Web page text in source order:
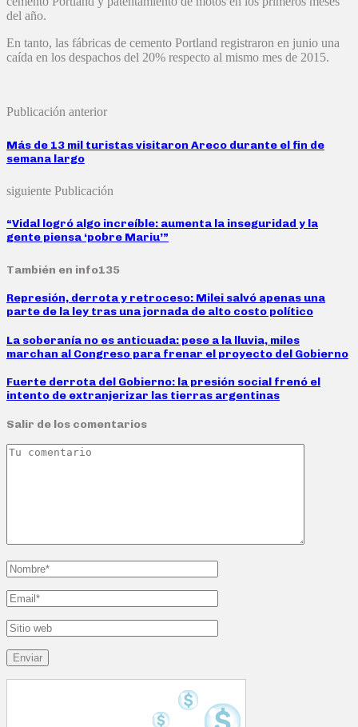
del año.
En tanto, las fábricas de cemento Portland registraron en junio una
caída en los despachos del 20% respecto al mismo mes de 2015.
Publicación anterior
Más de 13 mil turistas visitaron Areco durante el fin de
semana largo
siguiente Publicación
“Vidal logró algo increíble: aumenta la inseguridad y la
gente piensa ‘pobre Mariu’”
También en info135
Represión, derrota y retroceso: Milei salvó apenas una
parte de la ley tras una jornada de alto costo político
La soberanía no es anticuada: pese a la lluvia, miles
marchan al Congreso para frenar el proyecto del Gobierno
Fuerte derrota del Gobierno: la presión social frenó el
intento de extranjerizar las tierras argentinas
Salir de los comentarios